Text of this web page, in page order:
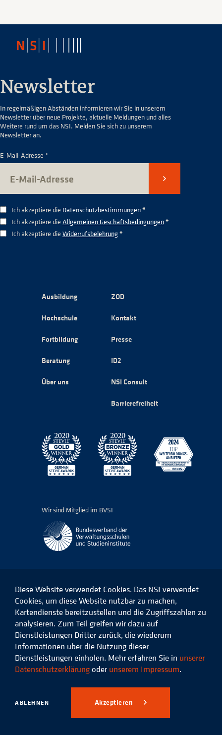
Newsletter
In regelmäßigen Abständen informieren wir Sie in unserem
Newsletter über neue Projekte, aktuelle Meldungen und alles
Weitere rund um das NSI. Melden Sie sich zu unserem
Newsletter an.
E-Mail-Adresse *
Senden
Ich akzeptiere die Datenschutzbestimmungen*
Ich akzeptiere die Allgemeinen Geschäftsbedingungen*
Ich akzeptiere die Widerrufsbelehrung*
Ausbildung
Hochschule
Fortbildung
Beratung
Über uns
ZOD
Kontakt
Presse
ID2
NSI Consult
Barrierefreiheit
Wir sind Mitglied im BVSI
Das
NSI
Facebook
Das
NSI
auf
LinkedIn
Das
NSI
auf
Instagram
Das
Xing
© 2026 Niedersächsisches
Studieninstitut für kommunale
Verwaltung e.V.
Datenschutz Impressum
Diese Website verwendet Cookies. Das NSI verwendet
Cookies, um diese Website nutzbar zu machen,
Kartendienste bereitzustellen und die Zugriffszahlen zu
analysieren. Zum Teil greifen wir dazu auf
Dienstleistungen Dritter zurück, die wiederum
Informationen über die Nutzung dieser
Dienstleistungen einholen. Mehr erfahren Sie in unserer
Datenschutzerklärung oder unserem Impressum.
ABLEHNEN Akzeptieren